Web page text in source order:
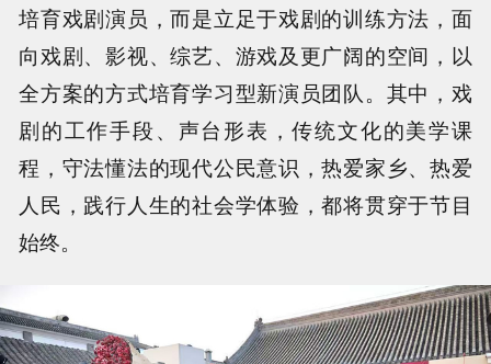
培育戏剧演员，而是立足于戏剧的训练方法，面
向戏剧、影视、综艺、游戏及更广阔的空间，以
全方案的方式培育学习型新演员团队。其中，戏
剧的工作手段、声台形表，传统文化的美学课
程，守法懂法的现代公民意识，热爱家乡、热爱
人民，践行人生的社会学体验，都将贯穿于节目
始终。